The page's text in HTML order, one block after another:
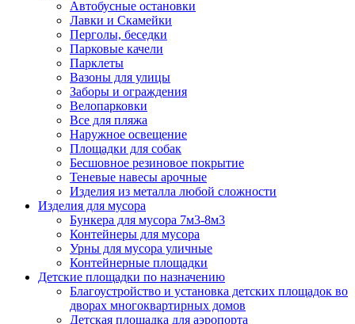
Автобусные остановки
Лавки и Скамейки
Перголы, беседки
Парковые качели
Парклеты
Вазоны для улицы
Заборы и ограждения
Велопарковки
Все для пляжа
Наружное освещение
Площадки для собак
Бесшовное резиновое покрытие
Теневые навесы арочные
Изделия из металла любой сложности
Изделия для мусора
Бункера для мусора 7м3-8м3
Контейнеры для мусора
Урны для мусора уличные
Контейнерные площадки
Детские площадки по назначению
Благоустройство и установка детских площадок во
дворах многоквартирных домов
Детская площадка для аэропорта